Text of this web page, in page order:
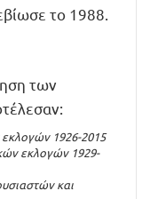
το 1988.
των
εκλογών 1926-2015
εκλογών 1929-
και